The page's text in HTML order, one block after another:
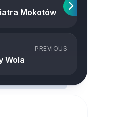
Mokotów
PREVIOUS
Wola